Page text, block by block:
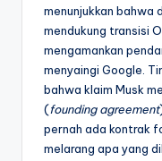
menunjukkan bahwa
mendukung transisi
mengamankan
menyaingi Google.
bahwa klaim Musk
(founding agreement
pernah ada kontrak
melarang apa yang